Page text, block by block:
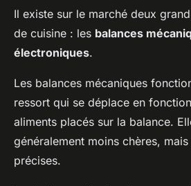
Il existe sur le marché deux
de cuisine : les balances
électroniques.
Les balances mécaniques
ressort qui se déplace en
aliments placés sur la balance.
généralement moins chères,
précises.